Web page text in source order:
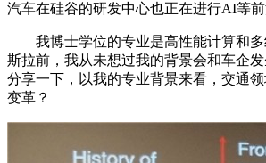
汽车在硅谷的研发中心也正在进行AI等前
我博士学位的专业是高性能计算和多
斯拉前，我从未想过我的背景会和车企
分享一下，以我的专业背景来看，交通
变革？